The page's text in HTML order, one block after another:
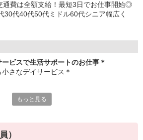
費は全額支給！最短3日でお仕事開始◎
30代40代50代ミドル60代シニア幅広く
ビスで生活サポートのお仕事＊
さなデイサービス＊
ポート業務など♪
もっと見る
）